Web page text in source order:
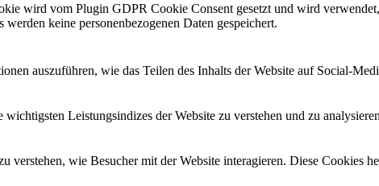
wird vom Plugin GDPR Cookie Consent gesetzt und wird
werden keine personenbezogenen Daten gespeichert.
auszuführen, wie das Teilen des Inhalts der Website auf Social-
Leistungsindizes der Website zu verstehen und zu
verstehen, wie Besucher mit der Website interagieren. Diese Cookies